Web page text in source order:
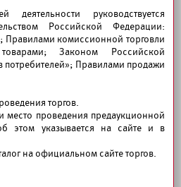
руководствуется
Российской Федерации:
Правилами комиссионной торговли
товарами; Законом Российской
Правилами продажи
торгов.
место проведения предаукционной
этом указывается на сайте и в
на официальном сайте торгов.